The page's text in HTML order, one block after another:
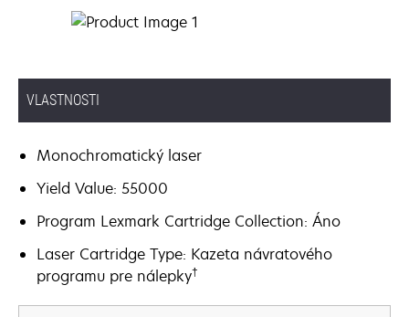
VLASTNOSTI
Monochromatický laser
Yield Value: 55000
Program Lexmark Cartridge Collection: Áno
Laser Cartridge Type: Kazeta návratového
programu pre nálepky†